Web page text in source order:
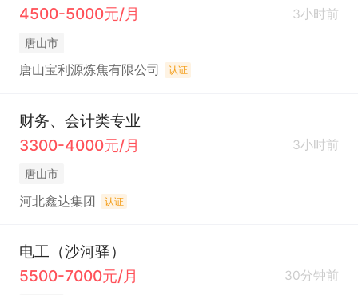
4500-5000元/月
3小时前
唐山市
唐山宝利源炼焦有限公司 认证
财务、会计类专业
3300-4000元/月
3小时前
唐山市
河北鑫达集团 认证
电工（沙河驿）
5500-7000元/月
30分钟前